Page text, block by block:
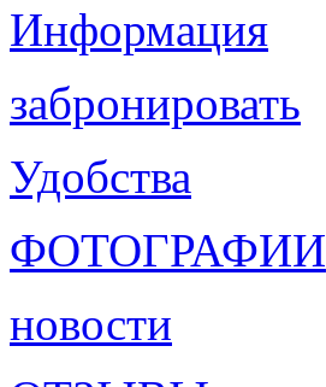
Информация
забронировать
Удобства
ФОТОГРАФИИ
новости